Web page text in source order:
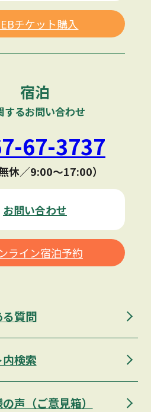
チケット購入
宿泊
するお問い合わせ
67-3737
休／9:00〜17:00）
お問い合わせ
ライン宿泊予約
質問
検索
声（ご意見箱）